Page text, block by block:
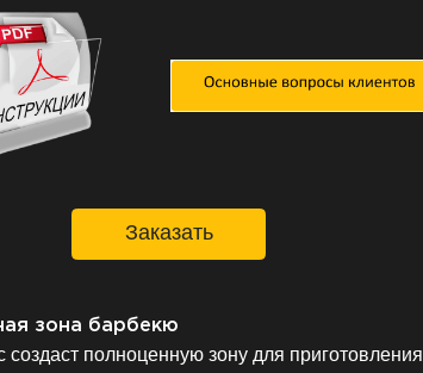
Заказать
зона барбекю
создаст полноценную зону для приготовления